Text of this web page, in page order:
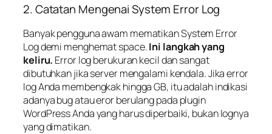
2. Catatan Mengenai System Error Log
Banyak pengguna awam mematikanSystem Error
Logdemi menghemat space.Ini langkah yang
keliru. Error log berukuran kecil dan sangat
dibutuhkan jika server mengalami kendala. Jika error
log Anda membengkak hingga GB, itu adalah indikasi
adanyabugatau eror berulang pada plugin
WordPress Anda yang harus diperbaiki, bukan lognya
yang dimatikan.